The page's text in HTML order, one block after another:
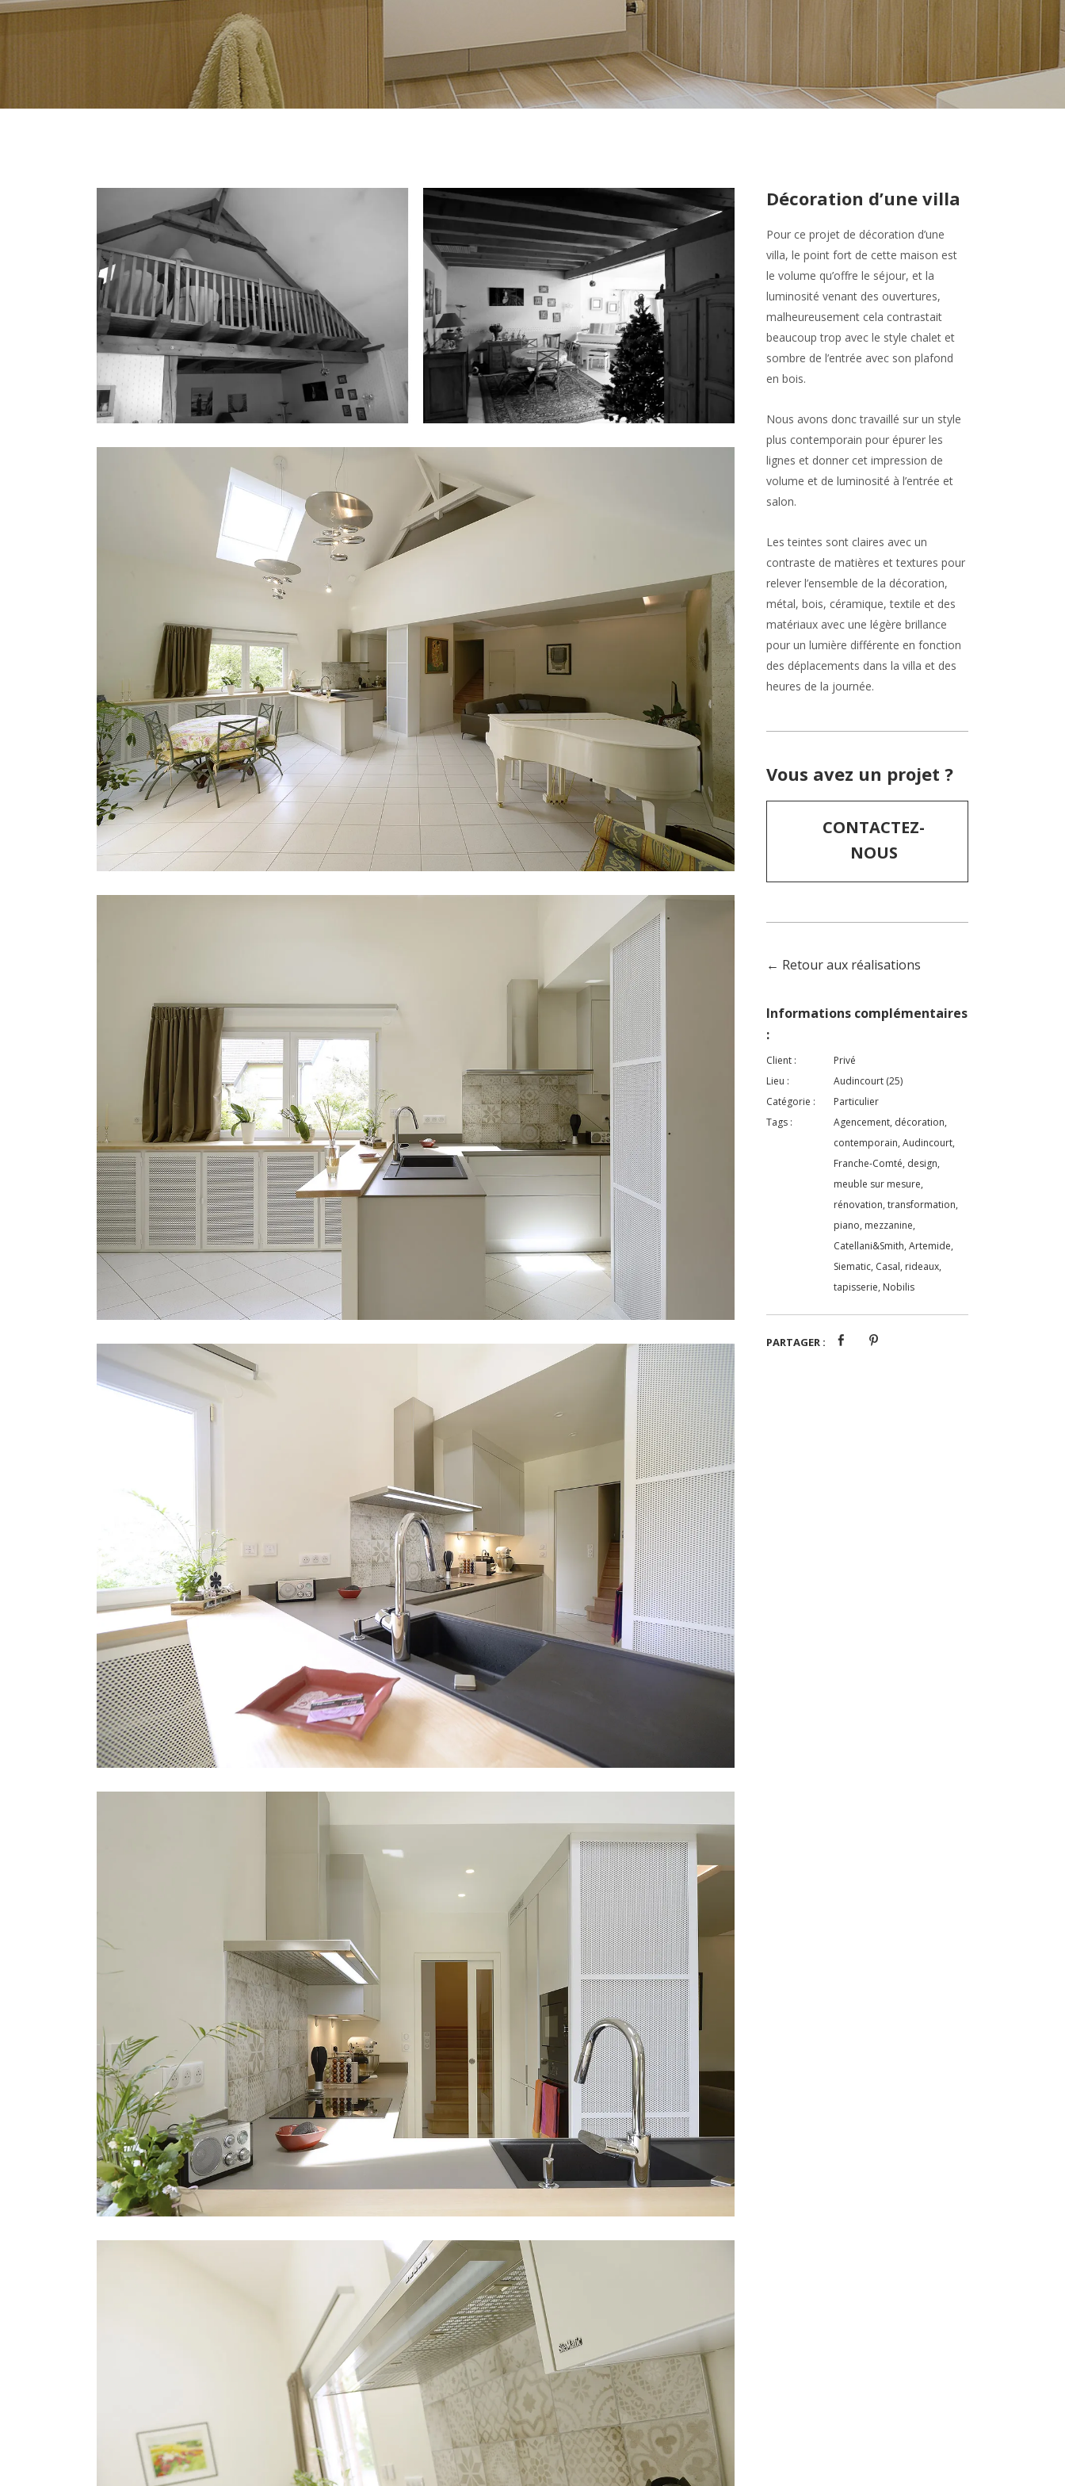
Décoration d’une villa
Pour ce projet de décoration d’une
villa, le point fort de cette maison est
le volume qu’offre le séjour, et la
luminosité venant des ouvertures,
malheureusement cela contrastait
beaucoup trop avec le style chalet et
sombre de l’entrée avec son plafond
en bois.
Nous avons donc travaillé sur un style
plus contemporain pour épurer les
lignes et donner cet impression de
volume et de luminosité à l’entrée et
salon.
Les teintes sont claires avec un
contraste de matières et textures pour
relever l’ensemble de la décoration,
métal, bois, céramique, textile et des
matériaux avec une légère brillance
pour un lumière différente en fonction
des déplacements dans la villa et des
heures de la journée.
Vous avez un projet ?
CONTACTEZ-
NOUS
← Retour aux réalisations
Informations complémentaires
:
Client :
Privé
Lieu :
Audincourt (25)
Catégorie :
Particulier
Tags :
Agencement, décoration,
contemporain, Audincourt,
Franche-Comté, design,
meuble sur mesure,
rénovation, transformation,
piano, mezzanine,
Catellani&Smith, Artemide,
Siematic, Casal, rideaux,
tapisserie, Nobilis
PARTAGER :